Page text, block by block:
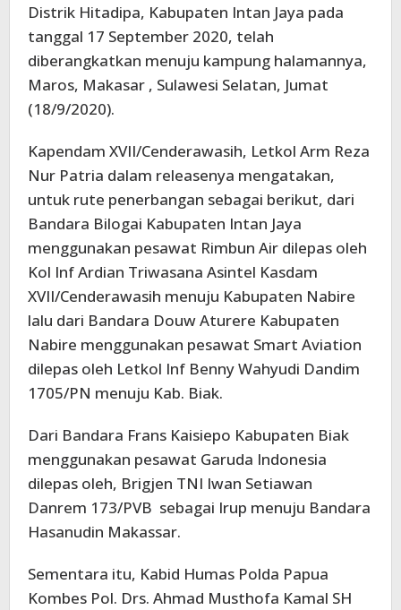
Distrik Hitadipa, Kabupaten Intan Jaya pada
tanggal 17 September 2020, telah
diberangkatkan menuju kampung halamannya,
Maros, Makasar , Sulawesi Selatan, Jumat
(18/9/2020).
Kapendam XVII/Cenderawasih, Letkol Arm Reza
Nur Patria dalam releasenya mengatakan,
untuk rute penerbangan sebagai berikut, dari
Bandara Bilogai Kabupaten Intan Jaya
menggunakan pesawat Rimbun Air dilepas oleh
Kol Inf Ardian Triwasana Asintel Kasdam
XVII/Cenderawasih menuju Kabupaten Nabire
lalu dari Bandara Douw Aturere Kabupaten
Nabire menggunakan pesawat Smart Aviation
dilepas oleh Letkol Inf Benny Wahyudi Dandim
1705/PN menuju Kab. Biak.
Dari Bandara Frans Kaisiepo Kabupaten Biak
menggunakan pesawat Garuda Indonesia
dilepas oleh, Brigjen TNI Iwan Setiawan
Danrem 173/PVB sebagai Irup menuju Bandara
Hasanudin Makassar.
Sementara itu, Kabid Humas Polda Papua
Kombes Pol. Drs. Ahmad Musthofa Kamal SH